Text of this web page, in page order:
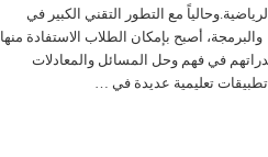
مع التطور التقني الكبير في
أصبح بإمكان الطلاب الاستفادة منها
في فهم وحل المسائل والمعادلات
تطبيقات تعليمية عديدة في …